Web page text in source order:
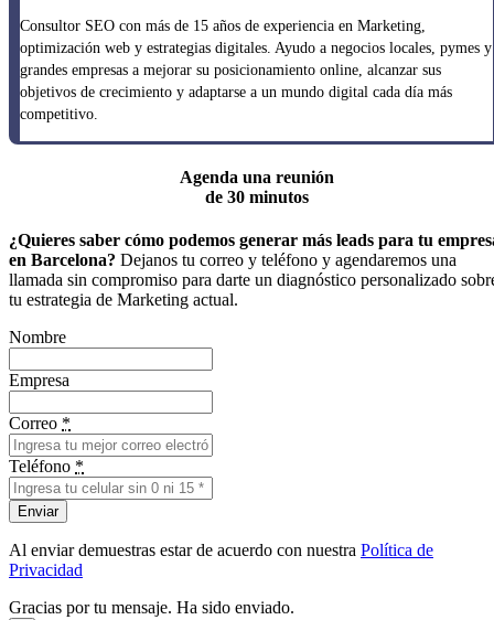
Consultor SEO con más de 15 años de experiencia en Marketing,
optimización web y estrategias digitales. Ayudo a negocios locales, pymes y
grandes empresas a mejorar su posicionamiento online, alcanzar sus
objetivos de crecimiento y adaptarse a un mundo digital cada día más
competitivo.
Agenda una reunión
de 30 minutos
¿Quieres saber cómo podemos generar más leads para tu
en Barcelona? Dejanos tu correo y teléfono y agendaremos una
llamada sin compromiso para darte un diagnóstico personalizado
tu estrategia de Marketing actual.
Nombre
Empresa
Correo *
Teléfono *
Enviar
Al enviar demuestras estar de acuerdo con nuestra Política de
Privacidad
Gracias por tu mensaje. Ha sido enviado.